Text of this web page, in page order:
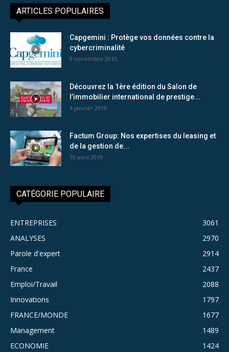
ARTICLES POPULAIRES
Capgemini : Protège vos données contre la
cybercriminalité
9 novembre 2015
Découvrez la 1ère édition du Salon de
l’immobilier international de prestige...
4 janvier 2019
Factum Group: Nos expertises du leasing et
de la gestion de...
10 avril 2019
CATÉGORIE POPULAIRE
ENTREPRISES
3061
ANALYSES
2970
Parole d'expert
2914
France
2437
Emploi/Travail
2088
Innovations
1797
FRANCE/MONDE
1677
Management
1489
ECONOMIE
1424